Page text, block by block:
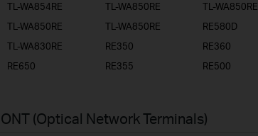
TL-WA854RE TL-WA850RE
TL-WA850RE
TL-WA850RE TL-WA850RE
RE580D
TL-WA830RE RE350
RE360
RE650 RE355
RE500
(Optical Network Terminals)